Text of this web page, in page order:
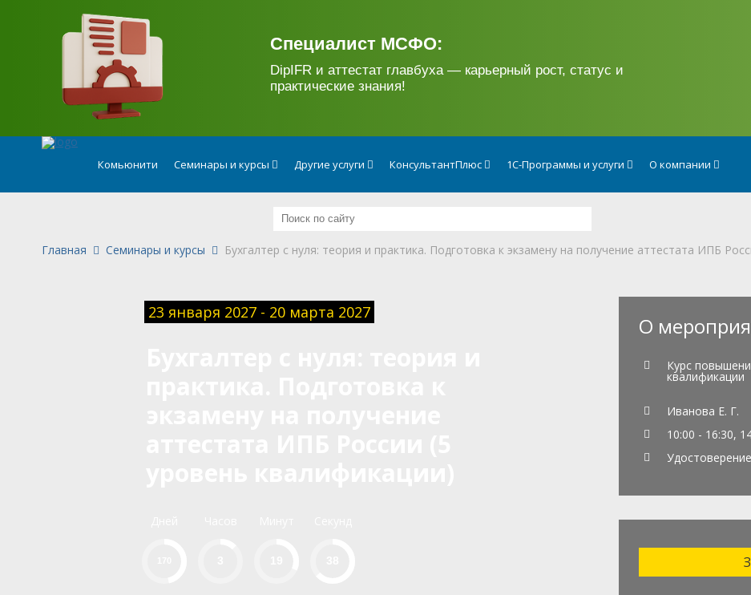
Специалист МСФО:
DipIFR и аттестат главбуха — карьерный рост, статус и
практические знания!
Комьюнити Семинары и курсы Другие услуги КонсультантПлюс 1С-Программы и услуги О компании
Главная Семинары и курсы Бухгалтер с нуля: теория и практика. Подготовка к экзамену на получение аттестата ИПБ
23 января 2027 - 20 марта 2027
О
Курс
квалификации
Иванова Е. Г.
10:00 - 16:30,